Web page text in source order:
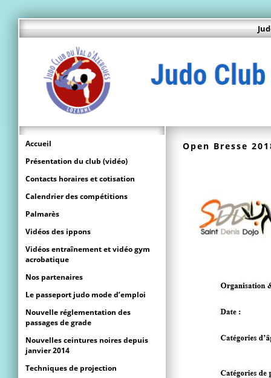
Open Bresse
Accueil
Présentation du club (vidéo)
Contacts horaires et cotisation
Calendrier des compétitions
Palmarès
Vidéos des ippons
Vidéos entraînement et vidéo gym
acrobatique
Nos partenaires
Le passeport judo mode d’emploi
Nouvelle réglementation des
passages de grade
Nouvelles ceintures noires depuis
janvier 2014
Techniques de projection